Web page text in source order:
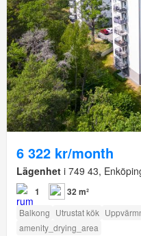
6 322 kr/month
Lägenhet i 749 43,
1 32 m²
Balkong Utrustat kök
amenity_drying_area